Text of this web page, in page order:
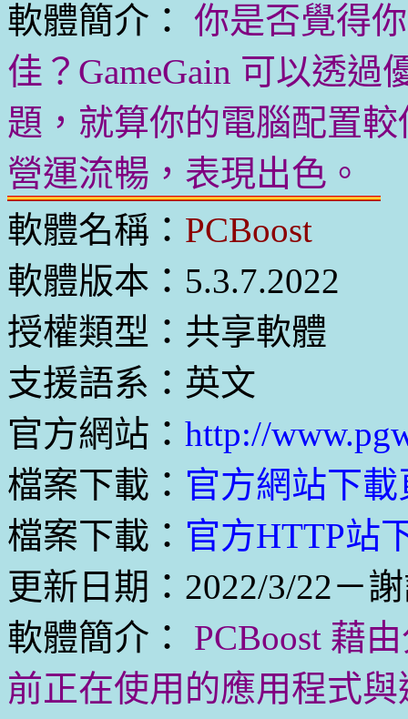
軟體簡介：
你是否覺得
佳？GameGain 可以透
題，就算你的電腦配置較
營運流暢，表現出色。
軟體名稱： PCBoost
軟體版本：5.3.7.2022
授權類型：共享軟體
支援語系：英文
官方網站： http://
檔案下載： 官方網站下載
檔案下載： 官方HTTP站
更新日期：2022/3/22－
軟體簡介：
PCBoost 藉
前正在使用的應用程式